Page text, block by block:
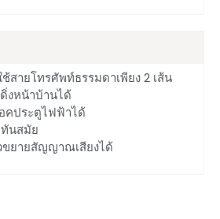
สายโทรศัพท์ธรรมดาเพียง 2 เส้น
งหน้าบ้านได้
คประตูไฟฟ้าได้
นสมัย
ขยายสัญญาณเสียงได้